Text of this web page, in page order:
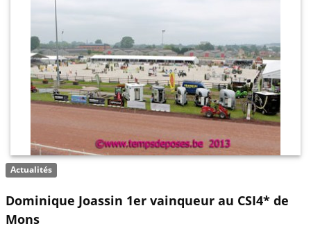
Actualités
Dominique Joassin 1er vainqueur au CSI4* de
Mons